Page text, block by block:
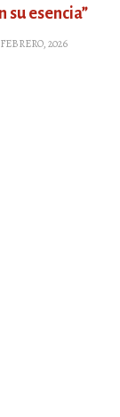
su esencia”
2026